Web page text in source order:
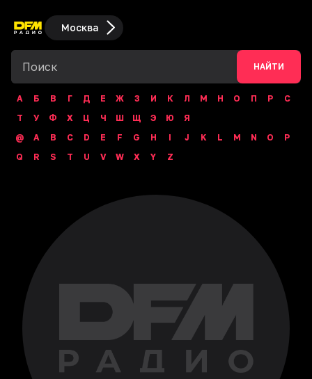
Москва
НАЙТИ
А Б В Г Д Е Ж З И К Л М Н О П Р
С
Т
У Ф Х Ц Ч Ш Щ Э Ю
Я
@
A B C D E F G H I J K L M N O
P
Q
R S T U V W X Y Z